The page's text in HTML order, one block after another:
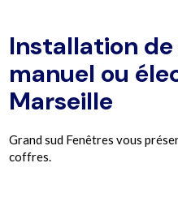
Installation
manuel ou
Marseille
Grand sud Fenêtres vous
coffres.